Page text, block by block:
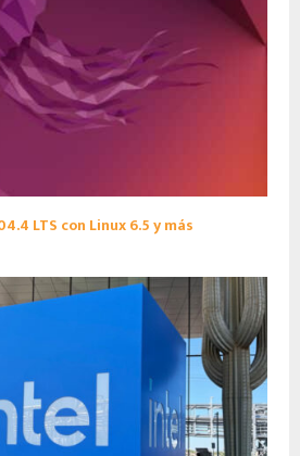
LTS con Linux 6.5 y más